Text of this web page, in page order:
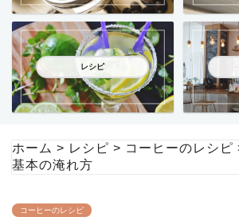
レシピ
ホーム > レシピ > コーヒーのレシピ
基本の淹れ方
コーヒーのレシピ